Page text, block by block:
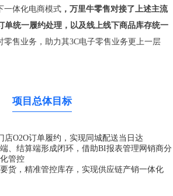
一体化电商模式 ， 万里牛零售对接了上述主流
单统一履约处理，以及线上线下商品库存统一
零售业务，助力其3C电子零售业务更上一层
项目总体目标
店O2O订单履约，实现同城配送当日达
、结算端形成闭环，借助BI报表管理网销商分
管控
货，精准管控库存，实现供应链产销一体化